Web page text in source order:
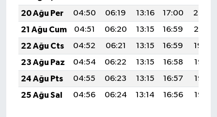
20 Ağu Per
04:50 06:19 13:16 17:00
20:02
21 Ağu Cum
04:51 06:20 13:15 16:59
20:01
22 Ağu Cts
04:52 06:21 13:15 16:59
19:59
23 Ağu Paz
04:54 06:22 13:15 16:58
19:58
24 Ağu Pts
04:55 06:23 13:15 16:57
19:57
25 Ağu Sal
04:56 06:24 13:14 16:56 19:55